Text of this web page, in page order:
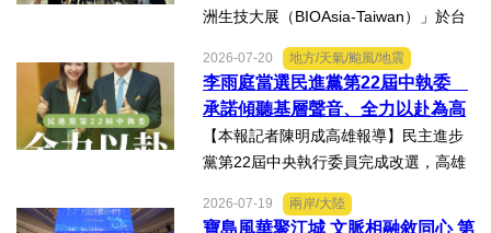
洲生技大展（BIOAsia-Taiwan）」於台
研發長葉耀宗率團隊以「健康一體．精
準未來」為主題參展，展現產學合作夥
伴展示精準健康、生物科...
2026-07-20 地方/天氣/颱風/地震
李雨庭當選民進黨第22屆中執委
承諾傾聽基層聲音、全力以赴為高
雄與台灣努力
【本報記者陳明成高雄報導】民主進步
黨第22屆中央執行委員完成改選，高雄
表示，能夠獲得黨內同志的肯定與支
2026-07-19 兩岸/大陸
寶島風華聚江城 文脈相融敘同心 第